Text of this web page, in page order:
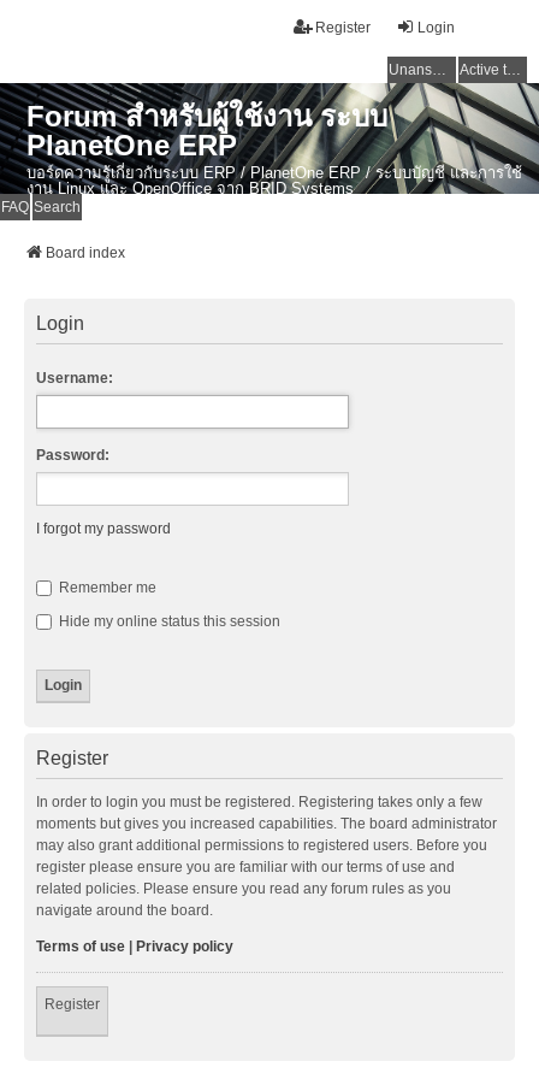
Login
Register
Unanswered topics Active topics
Forum สำหรับผู้ใช้งาน ระบบ
PlanetOne ERP
บอร์ดความรู้เกี่ยวกับระบบ ERP / PlanetOne ERP / ระบบบัญชี และการใช้
งาน Linux และ OpenOffice จาก BRID Systems
FAQ Search
Board index
Login
Username:
Password:
I forgot my password
Remember me
Hide my online status this session
Register
In order to login you must be registered. Registering takes only a few
moments but gives you increased capabilities. The board administrator
may also grant additional permissions to registered users. Before you
register please ensure you are familiar with our terms of use and
related policies. Please ensure you read any forum rules as you
navigate around the board.
Terms of use | Privacy policy
Register